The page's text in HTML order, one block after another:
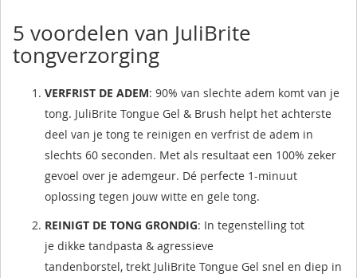
5 voordelen van JuliBrite
tongverzorging
VERFRIST DE ADEM: 90% van slechte adem komt van je
tong. JuliBrite Tongue Gel & Brush helpt het achterste
deel van je tong te reinigen en verfrist de adem in
slechts 60 seconden. Met als resultaat een 100% zeker
gevoel over je ademgeur. Dé perfecte 1-minuut
oplossing tegen jouw witte en gele tong.
REINIGT DE TONG GRONDIG: In tegenstelling tot
je dikke tandpasta & agressieve
tandenborstel, trekt JuliBrite Tongue Gel snel en diep in